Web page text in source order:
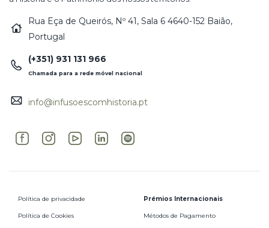
Rua Eça de Queirós, Nº 41, Sala 6 4640-152 Baião,
Portugal
(+351) 931 131 966
Chamada para a rede móvel nacional
info@infusoescomhistoria.pt
Política de privacidade
Política de Cookies
Prémios Internacionais
Métodos de Pagamento